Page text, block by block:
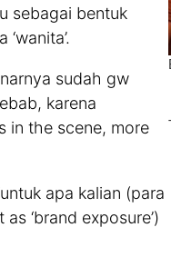
sebagai bentuk
sudah gw
karena
in the scene, more
apa kalian (para
‘brand exposure’)